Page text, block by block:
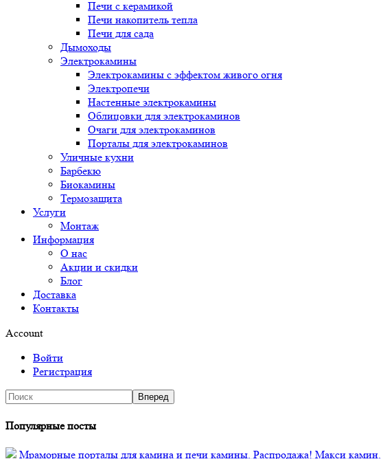
Печи с керамикой
Печи накопитель тепла
Печи для сада
Дымоходы
Электрокамины
Электрокамины с эффектом живого огня
Электропечи
Настенные электрокамины
Облицовки для электрокаминов
Очаги для электрокаминов
Порталы для электрокаминов
Уличные кухни
Барбекю
Биокамины
Термозащита
Услуги
Монтаж
Информация
О нас
Акции и скидки
Блог
Доставка
Контакты
Account
Войти
Регистрация
Популярные посты
Мраморные порталы для камина и печи камины. Распродажа! Макси камин.